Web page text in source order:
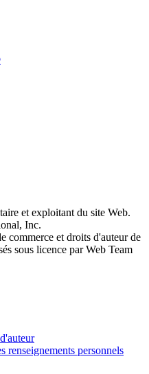
et exploitant du site Web.
Inc.
commerce et droits d'auteur de
sous licence par Web Team
renseignements personnels